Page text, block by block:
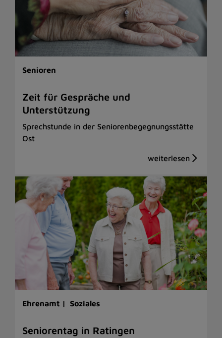
Senioren
Zeit für Gespräche und
Unterstützung
Sprechstunde in der Seniorenbegegnungsstätte
Ost
Ehrenamt | Soziales
Seniorentag in Ratingen